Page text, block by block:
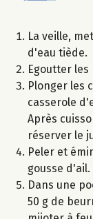
La veille,
d'eau tiède.
Egoutter
Plonger les
casserole
Après
réserver le
Peler et
gousse d'ail.
Dans une
50 g de